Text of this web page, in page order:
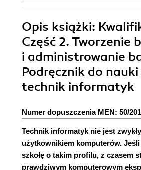
Opis książki:
Część 2. Tworzenie
i administrowanie
Podręcznik do
technik informatyk
Numer dopuszczenia MEN: 50/
Technik informatyk nie jest
użytkownikiem komputerów.
szkołę o takim profilu, z czasem
prawdziwym komputerowym